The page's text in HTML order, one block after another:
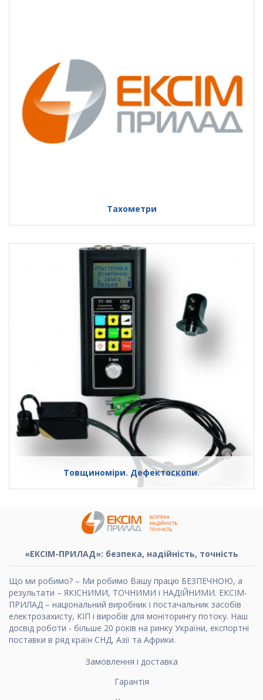
Тахометри
Товщиноміри. Дефектоскопи.
«ЕКСІМ-ПРИЛАД»: безпека, надійність, точність
Що ми робимо? – Ми робимо Вашу працю БЕЗПЕЧНОЮ, а
результати – ЯКІСНИМИ, ТОЧНИМИ і НАДІЙНИМИ. ЕКСІМ-
ПРИЛАД – національний виробник і постачальник засобів
електрозахисту, КІП і виробів для моніторингу потоку. Наш
досвід роботи - більше 20 років на ринку України, експортні
поставки в ряд країн СНД, Азії та Африки.
Замовлення і доставка
Гарантія